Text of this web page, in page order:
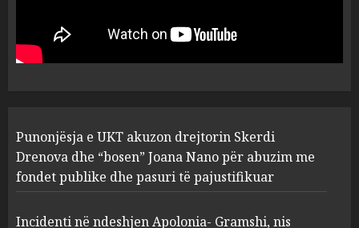
1
“bosen” Joana Nano për
abuzim me fondet publike dhe
pasuri të pajustifikuar
2
Apolonia- Gramshi, nis
procedim penal për Koço
Kokëdhimën (VIDEO)
MARCH 27, 2025
Punonjësja e UKT akuzon drejtorin Skerdi
Drenova dhe “bosen” Joana Nano për abuzim me
fondet publike dhe pasuri të pajustifikuar
Incidenti në ndeshjen Apolonia- Gramshi, nis